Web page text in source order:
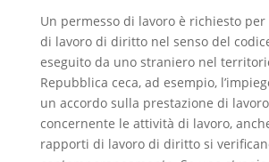
Un permesso di lavoro è richiesto
di lavoro di diritto nel senso del
eseguito da uno straniero nel
Repubblica ceca, ad esempio,
un accordo sulla prestazione di
concernente le attività di lavoro,
rapporti di lavoro di diritto si